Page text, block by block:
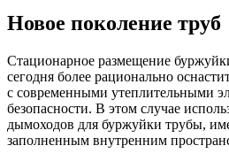
Новое поколение труб
Стационарное размещение
сегодня более рационально
с современными утеплительными
безопасности. В этом случае
дымоходов для буржуйки трубы,
заполненным внутренним